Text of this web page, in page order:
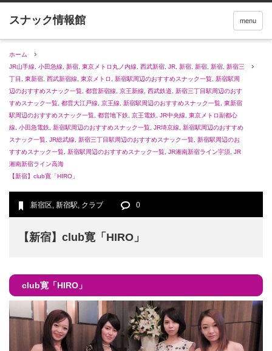
menu
ホーム
JR山手線
小田急線 新宿 東京メトロ丸ノ内線 西武新宿 JR 新宿 新宿 新宿 新宿三
丁目
東新宿 西武新宿線 東京メトロ 新宿駅周辺のおすすめスナック一覧 新宿駅周
辺のおすすめスナック一覧 都営新宿線 京王新線 西武鉄道
新宿三丁目駅周辺のおす
すめスナック一覧 都営大江戸線 京王線 新宿駅周辺のおすすめスナック一覧 東新宿
駅周辺のおすすめスナック一覧 都営地下鉄 京王電鉄 JR中央線
東京メトロ副都心
線
小田急電鉄 新宿駅周辺のおすすめスナック一覧 JR埼京線
新宿駅周辺のおすすめ
スナック一覧 JR総武線 新宿三丁目駅周辺のおすすめスナック一覧 新宿駅周辺のお
すすめスナック一覧 新宿駅周辺のおすすめスナック一覧 JR湘南新宿ライン宇須 JR
湘南新宿ライン高海
【新宿】club寛「HIRO」
新宿区, 新宿駅, クラブ 0
【新宿】club寛「HIRO」
club寛「HIRO」